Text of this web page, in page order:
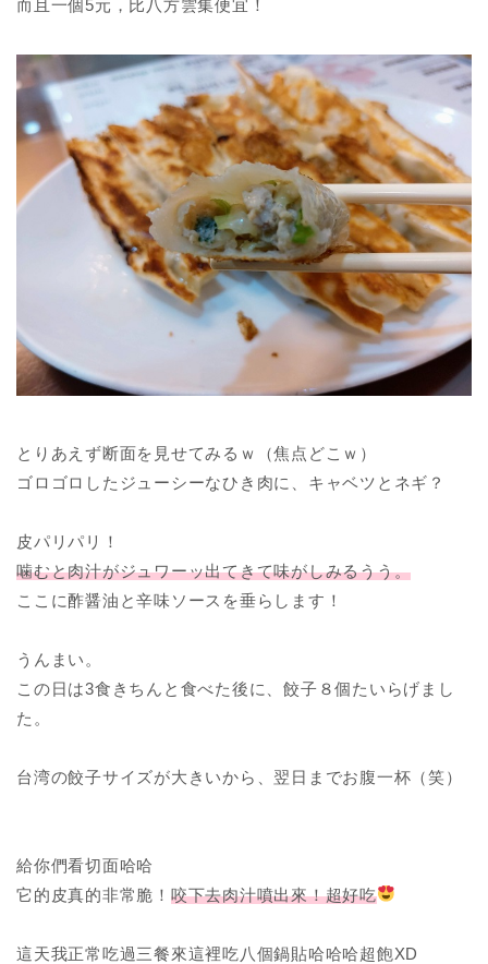
而且一個5元，比八方雲集便宜！
とりあえず断面を見せてみるｗ（焦点どこｗ）
ゴロゴロしたジューシーなひき肉に、キャベツとネギ？
皮パリパリ！
噛むと肉汁がジュワーッ出てきて味がしみるうう。
ここに酢醤油と辛味ソースを垂らします！
うんまい。
この日は3食きちんと食べた後に、餃子８個たいらげまし
た。
台湾の餃子サイズが大きいから、翌日までお腹一杯（笑）
給你們看切面哈哈
它的皮真的非常脆！ 咬下去肉汁噴出來！超好吃
這天我正常吃過三餐來這裡吃八個鍋貼哈哈哈超飽XD